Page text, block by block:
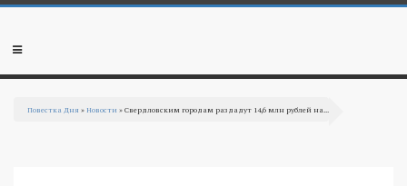
Перейти к основному содержанию
Мобильное
Повестка Дня »Новости » Свердловским городам раздадут 14,6 млн рублей на...